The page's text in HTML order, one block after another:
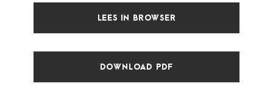
LEES IN BROWSER
DOWNLOAD PDF